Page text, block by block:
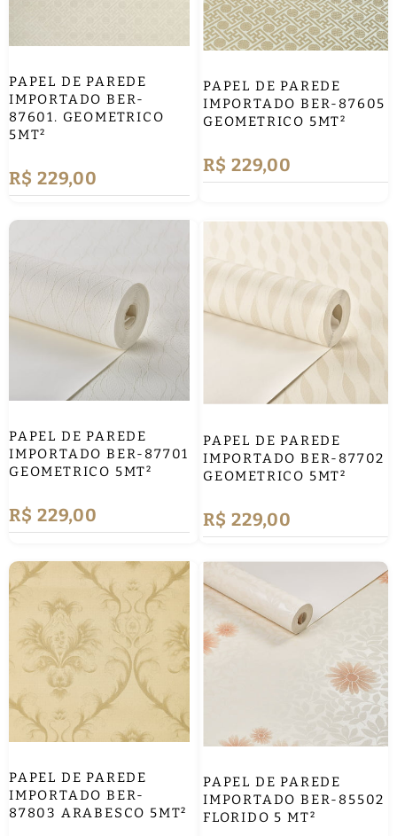
PAPEL DE PAREDE
IMPORTADO BER-
87601. GEOMETRICO
5MT²
R$ 229,00
PAPEL DE PAREDE
IMPORTADO BER-87605
GEOMETRICO 5MT²
R$ 229,00
PAPEL DE PAREDE
IMPORTADO BER-87701
GEOMETRICO 5MT²
R$ 229,00
PAPEL DE PAREDE
IMPORTADO BER-87702
GEOMETRICO 5MT²
R$ 229,00
PAPEL DE PAREDE
IMPORTADO BER-
87803 ARABESCO 5MT²
PAPEL DE PAREDE
IMPORTADO BER-85502
FLORIDO 5 MT²